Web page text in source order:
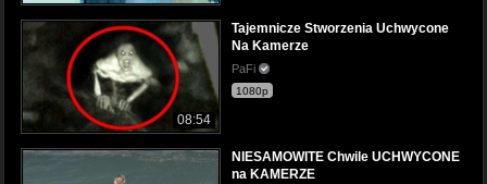
08:54
Tajemnicze Stworzenia Uchwycone
Na Kamerze
PaFi
1080p
NIESAMOWITE Chwile UCHWYCONE
na KAMERZE